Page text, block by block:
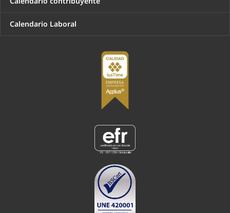
Calendario Laboral